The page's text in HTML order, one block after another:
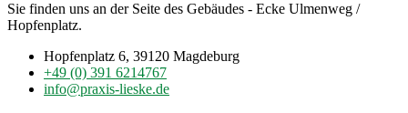
Sie finden uns an der Seite des Gebäudes - Ecke Ulmenweg /
Hopfenplatz.
Hopfenplatz 6, 39120 Magdeburg
+49 (0) 391 6214767
info@praxis-lieske.de